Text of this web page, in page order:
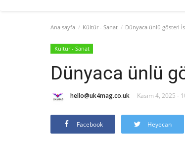
Ana sayfa Kültür - Sanat Dünyaca ünlü gösteri
Kültür - Sanat
Dünyaca ünlü
hello@uk4mag.co.uk Kasım 4, 2025 -
Facebook Heyecan